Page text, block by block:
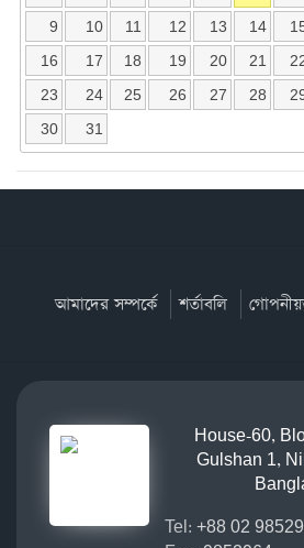
9
10 11 12 13 14
16
17 18 19 20 21
23
24 25 26 27 28
30
31
আমাদের সম্পর্কে শর্তাবলি
House-60,
Gulshan 1,
Tel: +88 02